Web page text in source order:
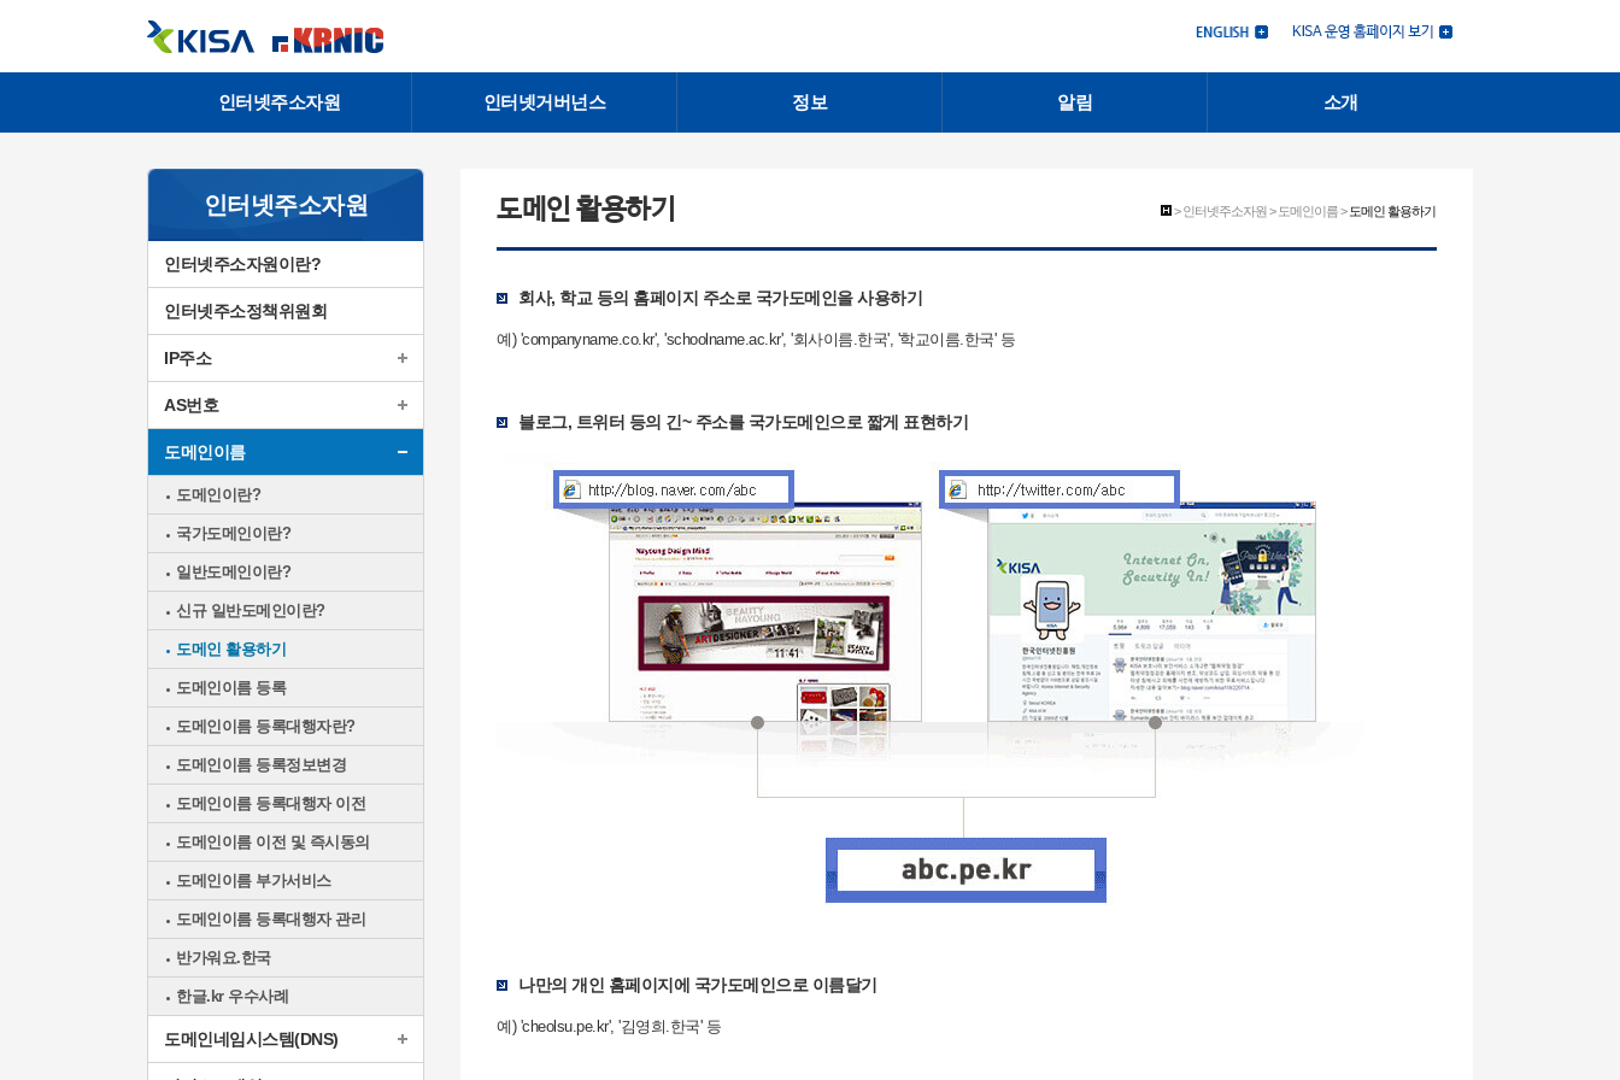
인터넷주소자원 인터넷거버넌스 정보 알림 소개
인터넷주소자원
인터넷주소자원이란?
인터넷주소정책위원회
IP주소
AS번호
도메인이름
도메인이란?
국가도메인이란?
일반도메인이란?
신규 일반도메인이란?
도메인 활용하기
도메인이름 등록
도메인이름 등록대행자란?
도메인이름 등록정보변경
도메인이름 등록대행자 이전
도메인이름 이전 및 즉시동의
도메인이름 부가서비스
도메인이름 등록대행자 관리
반가워요.한국
한글.kr 우수사례
도메인네임시스템(DNS)
도메인 활용하기 > 인터넷주소자원 > 도메인이름 > 도메인 활용하기
회사, 학교 등의 홈페이지 주소로 국가도메인을 사용하기
예) 'companyname.co.kr', 'schoolname.ac.kr', '회사이름.한국', '학교이름.한국' 등
블로그, 트위터 등의 긴~ 주소를 국가도메인으로 짧게 표현하기
나만의 개인 홈페이지에 국가도메인으로 이름달기
예) 'cheolsu.pe.kr', '김영희.한국' 등